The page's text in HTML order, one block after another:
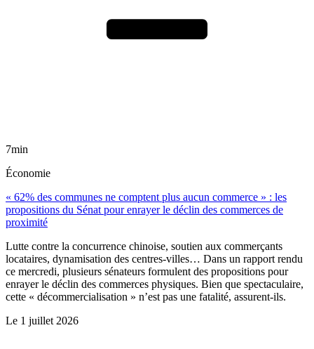
7min
Économie
« 62% des communes ne comptent plus aucun commerce » : les
propositions du Sénat pour enrayer le déclin des commerces de
proximité
Lutte contre la concurrence chinoise, soutien aux commerçants
locataires, dynamisation des centres-villes… Dans un rapport rendu
ce mercredi, plusieurs sénateurs formulent des propositions pour
enrayer le déclin des commerces physiques. Bien que spectaculaire,
cette « décommercialisation » n’est pas une fatalité, assurent-ils.
Le 1 juillet 2026